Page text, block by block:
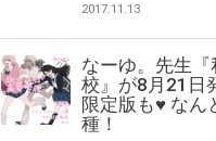
2017.11.13
なーゆ。先生
校』が8月21日
限定版も♥ なん
種！